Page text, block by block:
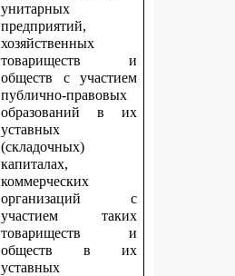
унитарных
предприятий,
хозяйственных
товариществ и
обществ с участием
публично-правовых
образований в их
уставных
(складочных)
капиталах,
коммерческих
организаций с
участием таких
товариществ и
обществ в их
уставных